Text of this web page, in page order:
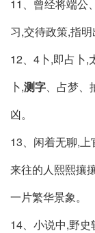
11、曾经将端公
习,交待政策,指明
12、4卜,即占卜,
卜,测字、占梦、
凶。
13、闲着无聊,
来往的人熙熙攘
一片繁华景象。
14、小说中,野